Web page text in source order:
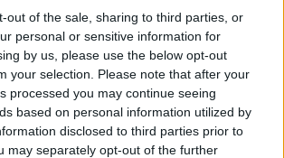
out of the sale, sharing to third parties, or
personal or sensitive information for
by us, please use the below opt-out
your selection. Please note that after your
processed you may continue seeing
based on personal information utilized by
disclosed to third parties prior to
may separately opt-out of the further
από νυχτερινό κέντρο στο Μαρούσι -
τραυματίας